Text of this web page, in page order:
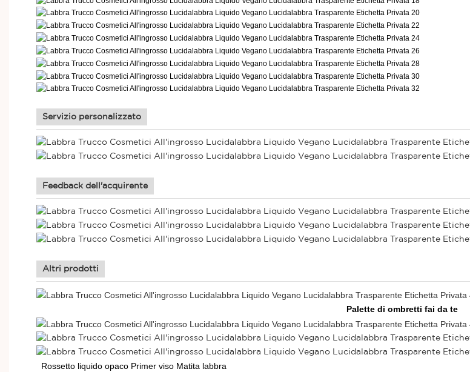
Servizio personalizzato
Feedback dell'acquirente
Altri prodotti
Palette di ombretti fai da te
Rossetto liquido opaco Primer viso Matita labbra